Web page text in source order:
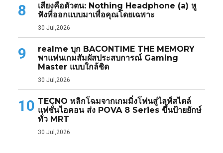
8
เสียงคือตัวตน: Nothing Headphone (a) หู
ฟังที่ออกแบบมาเพื่อคุณโดยเฉพาะ
30 Jul,2026
9
realme บุก BACONTIME THE MEMORY
พาแฟนเกมสัมผัสประสบการณ์ Gaming
Master แบบใกล้ชิด
30 Jul,2026
10 TECNO พลิกโฉมจากเกมมิ่งโฟนสู่ไลฟ์สไตล์
แฟชั่นไอคอน ส่ง POVA 8 Series ขึ้นป้ายยักษ์
ทั่ว MRT
30 Jul,2026